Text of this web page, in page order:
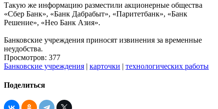
Такую же информацию разместили акционерные общества
«Сбер Банк», «Банк Дабрабыт», «Паритетбанк», «Банк
Решение», «Нео Банк Азия».
Банковские учреждения приносят извинения за временные
неудобства.
Просмотров: 377
Банковские учреждения | карточки | технологических работы
Поделиться